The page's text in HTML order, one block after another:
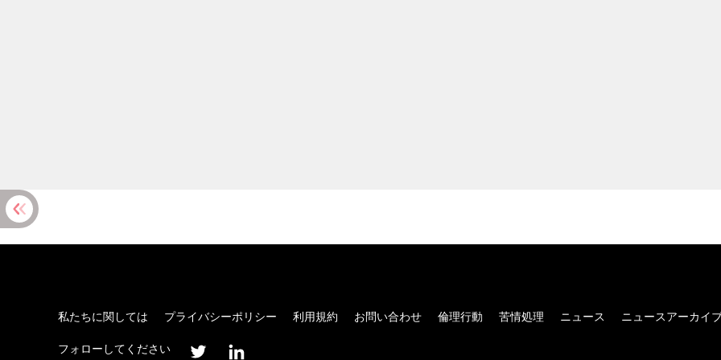
私たちに関しては プライバシーポリシー 利用規約 お問い合わせ 倫理行動 苦情処理 ニュース ニュースアーカイ
フォローしてください